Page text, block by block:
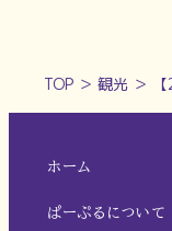
TOP ＞ 観光 ＞
ホーム
ぱーぷるについて